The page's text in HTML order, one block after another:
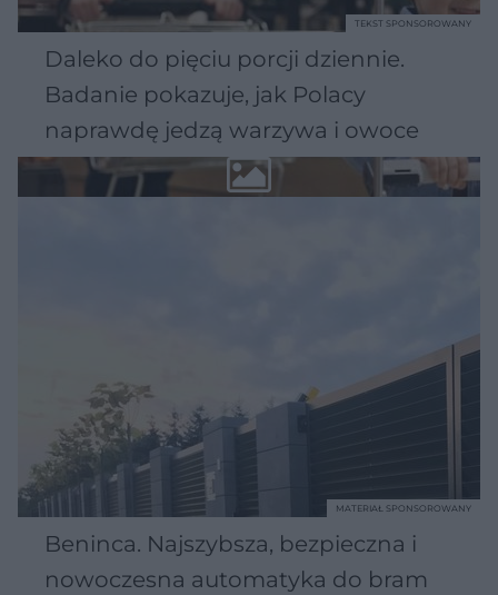
Daleko do pięciu porcji dziennie.
Badanie pokazuje, jak Polacy
naprawdę jedzą warzywa i owoce
TEKST SPONSOROWANY
Beninca. Najszybsza, bezpieczna i
nowoczesna automatyka do bram
MATERIAŁ SPONSOROWANY